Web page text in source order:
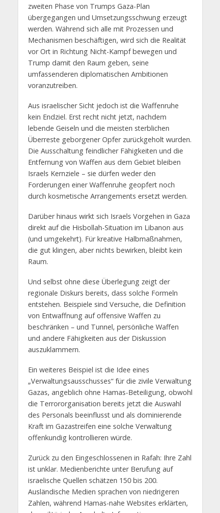
zweiten Phase von Trumps Gaza-Plan
übergegangen und Umsetzungsschwung erzeugt
werden. Während sich alle mit Prozessen und
Mechanismen beschäftigen, wird sich die Realität
vor Ort in Richtung Nicht-Kampf bewegen und
Trump damit den Raum geben, seine
umfassenderen diplomatischen Ambitionen
voranzutreiben.
Aus israelischer Sicht jedoch ist die Waffenruhe
kein Endziel. Erst recht nicht jetzt, nachdem
lebende Geiseln und die meisten sterblichen
Überreste geborgener Opfer zurückgeholt wurden.
Die Ausschaltung feindlicher Fähigkeiten und die
Entfernung von Waffen aus dem Gebiet bleiben
Israels Kernziele – sie dürfen weder den
Forderungen einer Waffenruhe geopfert noch
durch kosmetische Arrangements ersetzt werden.
Darüber hinaus wirkt sich Israels Vorgehen in Gaza
direkt auf die Hisbollah-Situation im Libanon aus
(und umgekehrt). Für kreative Halbmaßnahmen,
die gut klingen, aber nichts bewirken, bleibt kein
Raum.
Und selbst ohne diese Überlegung zeigt der
regionale Diskurs bereits, dass solche Formeln
entstehen. Beispiele sind Versuche, die Definition
von Entwaffnung auf offensive Waffen zu
beschränken – und Tunnel, persönliche Waffen
und andere Fähigkeiten aus der Diskussion
auszuklammern.
Ein weiteres Beispiel ist die Idee eines
„Verwaltungsausschusses“ für die zivile Verwaltung
Gazas, angeblich ohne Hamas-Beteiligung, obwohl
die Terrororganisation bereits jetzt die Auswahl
des Personals beeinflusst und als dominierende
Kraft im Gazastreifen eine solche Verwaltung
offenkundig kontrollieren würde.
Zurück zu den Eingeschlossenen in Rafah: Ihre Zahl
ist unklar. Medienberichte unter Berufung auf
israelische Quellen schätzen 150 bis 200.
Ausländische Medien sprachen von niedrigeren
Zahlen, während Hamas-nahe Websites erklärten,